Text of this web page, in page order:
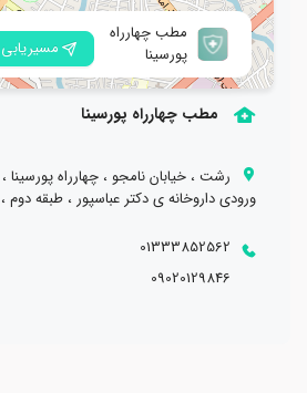
مطب چهارراه
پورسینا
مسیریابی
مطب چهارراه پورسینا
رشت ، خیابان نامجو ، چهارراه پورسینا
ورودی داروخانه ی دکتر عباسپور ، طبقه دوم ،
01333852562
09020129846